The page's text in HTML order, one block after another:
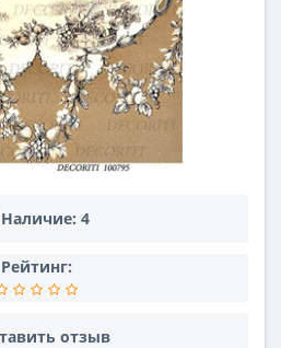
4
Рейтинг:
отзыв